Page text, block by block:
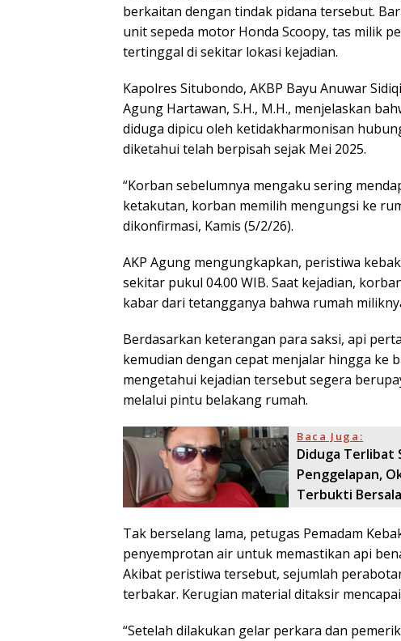
berkaitan dengan tindak pidana tersebut.
unit sepeda motor Honda Scoopy, tas milik
tertinggal di sekitar lokasi kejadian.
Kapolres Situbondo, AKBP Bayu Anuwar
Agung Hartawan, S.H., M.H., menjelaskan
diduga dipicu oleh ketidakharmonisan
diketahui telah berpisah sejak Mei 2025.
“Korban sebelumnya mengaku sering
ketakutan, korban memilih mengungsi ke
dikonfirmasi, Kamis (5/2/26).
AKP Agung mengungkapkan, peristiwa
sekitar pukul 04.00 WIB. Saat kejadian,
kabar dari tetangganya bahwa rumah
Berdasarkan keterangan para saksi, api
kemudian dengan cepat menjalar hingga ke
mengetahui kejadian tersebut segera
melalui pintu belakang rumah.
Baca Juga:
Diduga Terlibat
Penggelapan,
Terbukti
Tak berselang lama, petugas Pemadam
penyemprotan air untuk memastikan api
Akibat peristiwa tersebut, sejumlah
terbakar. Kerugian material ditaksir
“Setelah dilakukan gelar perkara dan